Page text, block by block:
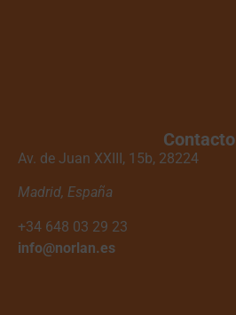
Contacto
Av. de Juan XXIII, 15b, 28224
Madrid, España
+34 648 03 29 23
info@norlan.es